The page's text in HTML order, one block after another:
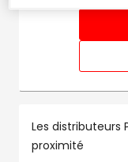
Les distributeurs
proximité